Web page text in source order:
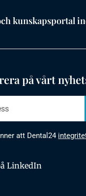
kunskapsportal
på vårt
att Dental24
LinkedIn